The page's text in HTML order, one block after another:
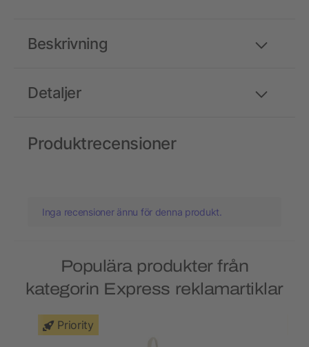
Detaljer
Beskrivning
Produktrecensioner
Inga recensioner ännu för denna produkt.
Populära produkter från
kategorin Express reklamartiklar
Priority